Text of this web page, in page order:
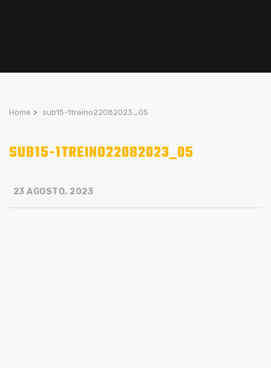
Home > sub15-1treino22082023_05
SUB15-1TREINO22082023_05
23 AGOSTO, 2023